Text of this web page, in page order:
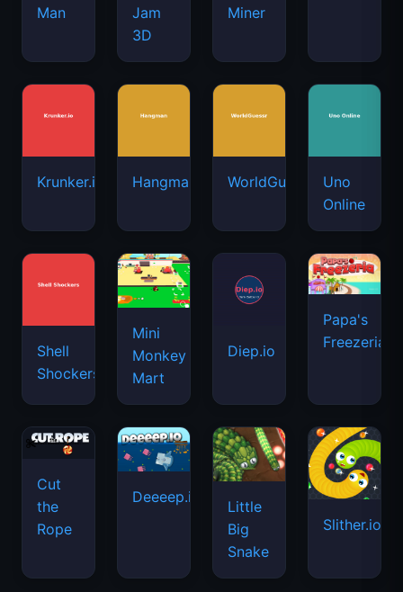
Man
Jam
3D
Miner
Krunker.io Hangman WorldGuessr
Uno
Online
Shell
Shockers
Mini
Monkey
Mart
Diep.io
Papa's
Freezeria
Cut
the
Rope
Deeeep.io
Little
Big
Snake
Slither.io